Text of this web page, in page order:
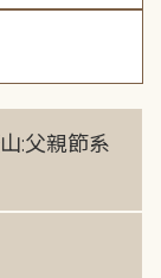
:父親節系